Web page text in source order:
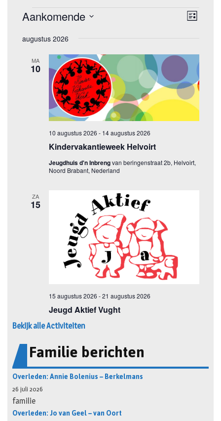
Bekijk alle Activiteiten
Familie berichten
Overleden: Annie Bolenius – Berkelmans
26 juli 2026
familie
Overleden: Jo van Geel – van Oort